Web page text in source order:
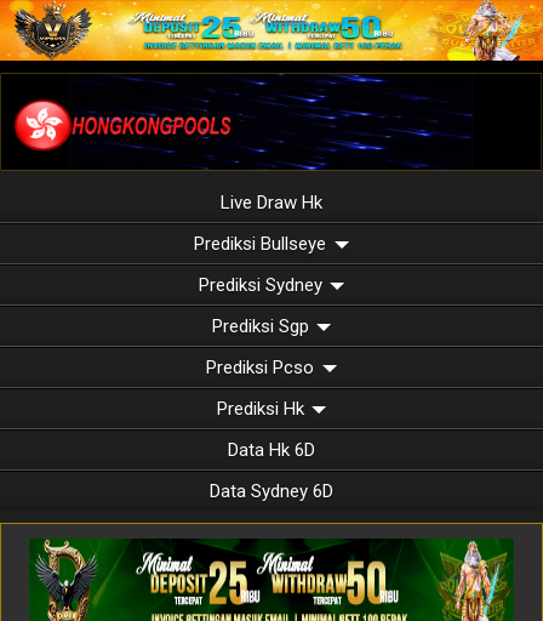
Live Draw Hk
Prediksi Bullseye
Prediksi Sydney
Prediksi Sgp
Prediksi Pcso
Prediksi Hk
Data Hk 6D
Data Sydney 6D